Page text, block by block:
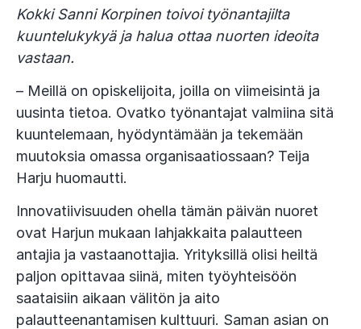
Kokki Sanni Korpinen toivoi työnantajilta
kuuntelukykyä ja halua ottaa nuorten ideoita
vastaan.
– Meillä on opiskelijoita, joilla on viimeisintä ja
uusinta tietoa. Ovatko työnantajat valmiina sitä
kuuntelemaan, hyödyntämään ja tekemään
muutoksia omassa organisaatiossaan? Teija
Harju huomautti.
Innovatiivisuuden ohella tämän päivän nuoret
ovat Harjun mukaan lahjakkaita palautteen
antajia ja vastaanottajia. Yrityksillä olisi heiltä
paljon opittavaa siinä, miten työyhteisöön
saataisiin aikaan välitön ja aito
palautteenantamisen kulttuuri. Saman asian on